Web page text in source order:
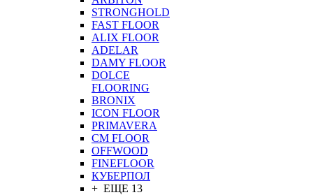
STRONGHOLD
FAST FLOOR
ALIX FLOOR
ADELAR
DAMY FLOOR
DOLCE
FLOORING
BRONIX
ICON FLOOR
PRIMAVERA
CM FLOOR
OFFWOOD
FINEFLOOR
КУБЕРПОЛ
+ ЕЩЕ 13